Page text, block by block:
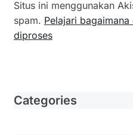
Situs ini menggunakan
spam. Pelajari
diproses
Categories